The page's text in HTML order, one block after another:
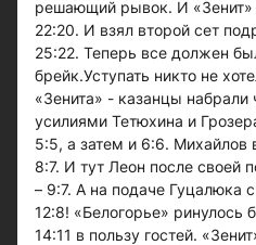
решающий рывок. И «Зенит»
22:20. И взял второй сет
25:22. Теперь все должен
брейк.Уступать никто не
«Зенита» - казанцы
усилиями Тетюхина и
5:5, а затем и 6:6. Михайлов
8:7. И тут Леон после своей
– 9:7. А на подаче Гуцалюка
12:8! «Белогорье» ринулось
14:11 в пользу гостей.